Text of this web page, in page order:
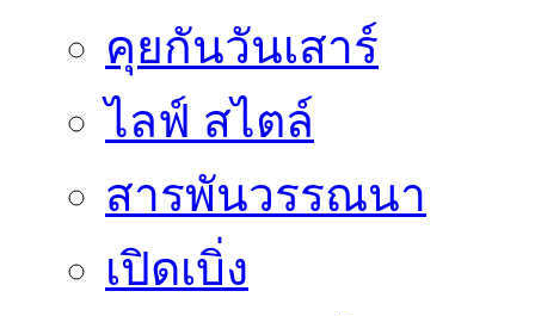
คุยกันวันเสาร์
ไลฟ์ สไตล์
สารพันวรรณนา
เปิดเบิ่ง